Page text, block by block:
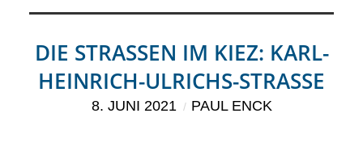
RUBRIKEN
DIE STRASSEN IM KIEZ: KARL-H
EINRICH-ULRICHS-STRASSE
8. JUNI 2021 PAUL ENCK